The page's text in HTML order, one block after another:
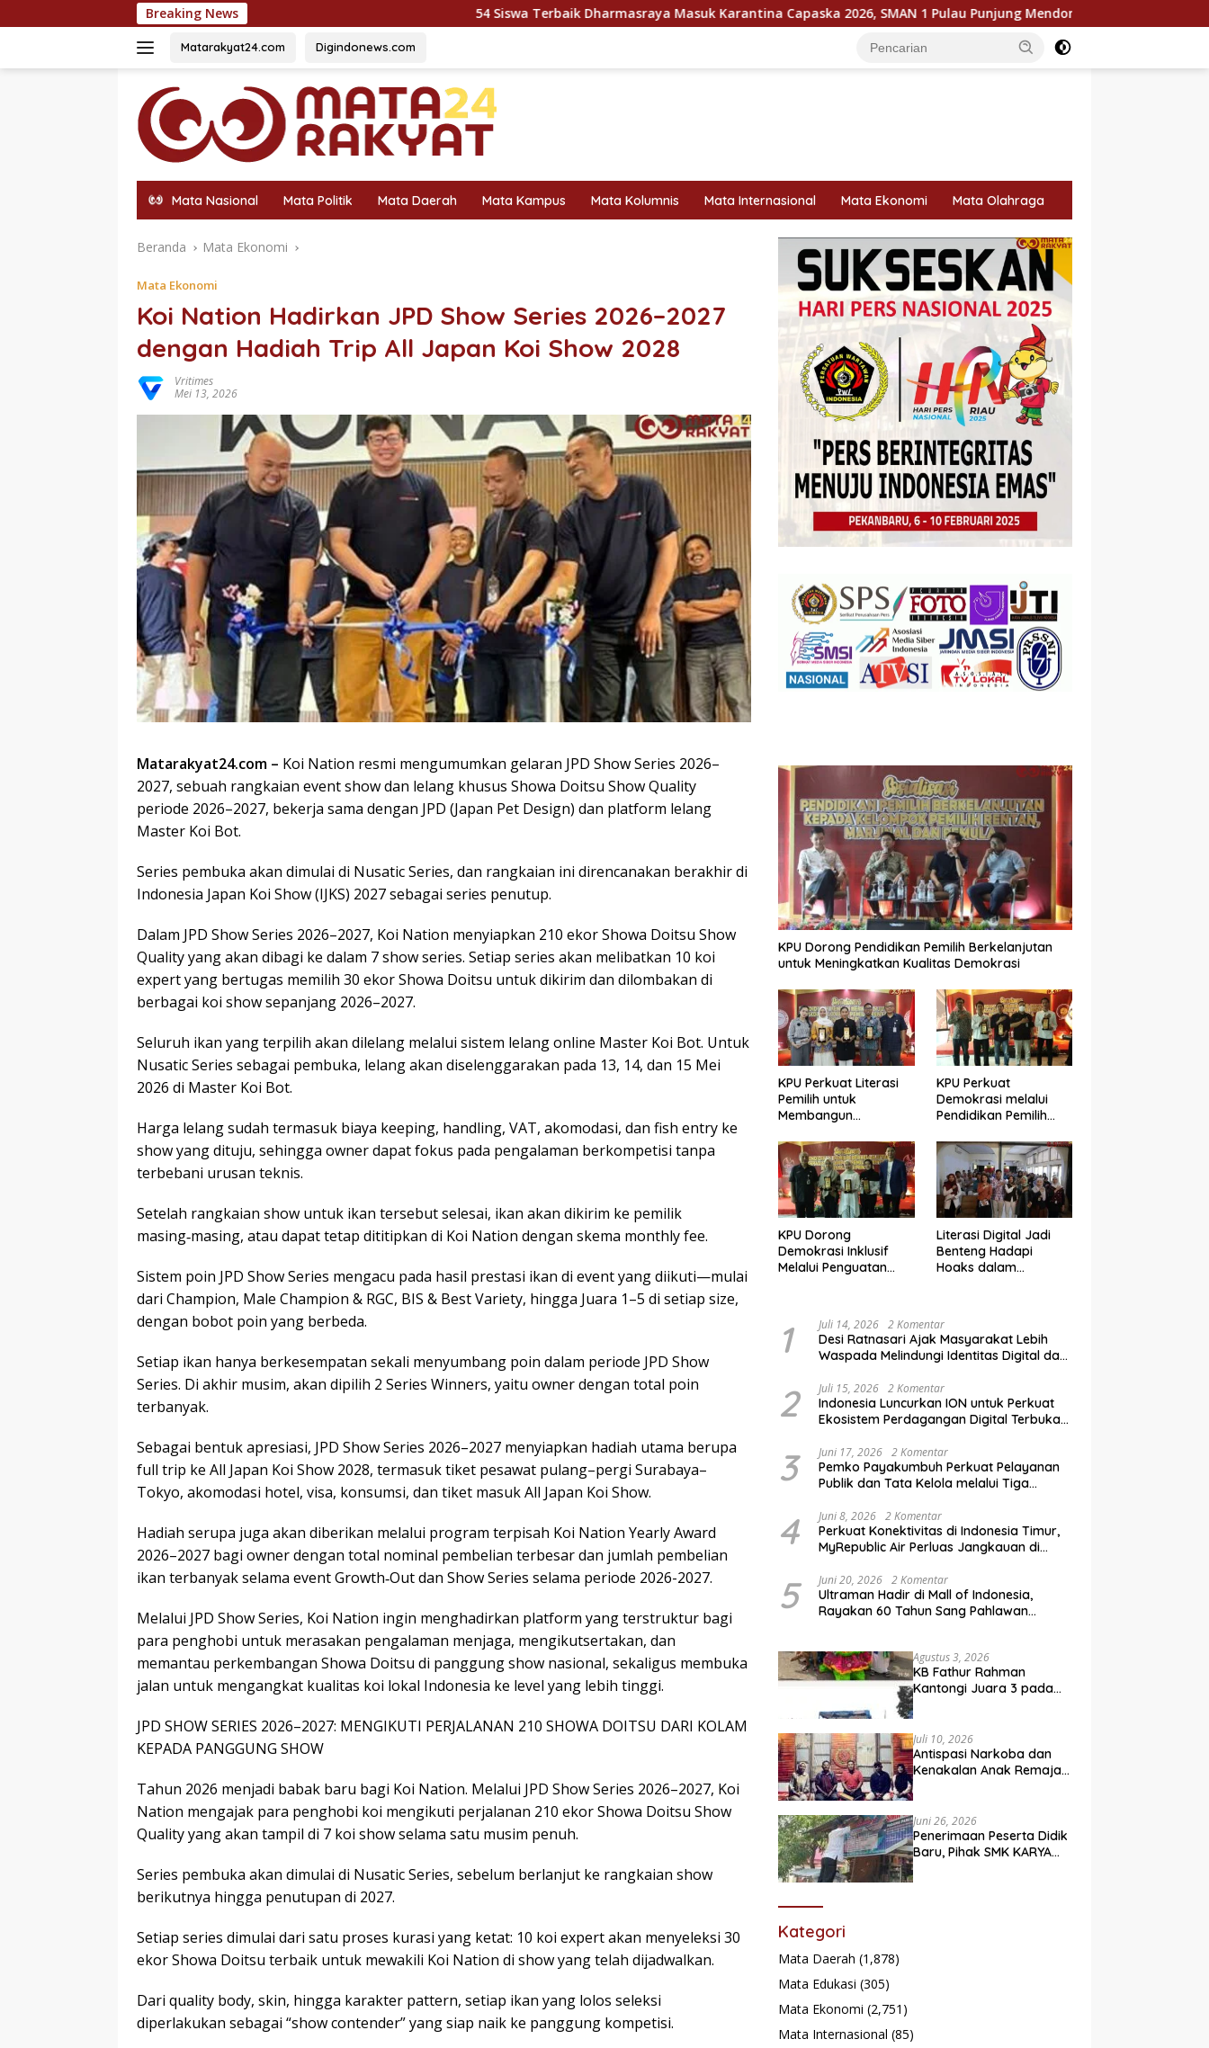
ke
Breaking News 54 Siswa Terbaik Dharmasraya Masuk Karantina Capaska 2026, SMAN 1 Pulau Punjung Mendominasi KPU Dorong Pemilih
Matarakyat24.com Digindonews.com
Mata Nasional Mata Politik Mata Daerah Mata Kampus Mata Kolumnis Mata Internasional Mata Ekonomi Mata Olahraga
Beranda Mata Ekonomi
Mata Ekonomi
Koi Nation Hadirkan JPD Show Series 2026–2027
dengan Hadiah Trip All Japan Koi Show 2028
Vritimes
Mei 13, 2026
Matarakyat24.com – Koi Nation resmi mengumumkan gelaran JPD Show Series 2026–
2027, sebuah rangkaian event show dan lelang khusus Showa Doitsu Show Quality
periode 2026–2027, bekerja sama dengan JPD (Japan Pet Design) dan platform lelang
Master Koi Bot.
Series pembuka akan dimulai di Nusatic Series, dan rangkaian ini direncanakan berakhir di
Indonesia Japan Koi Show (IJKS) 2027 sebagai series penutup.
Dalam JPD Show Series 2026–2027, Koi Nation menyiapkan 210 ekor Showa Doitsu Show
Quality yang akan dibagi ke dalam 7 show series. Setiap series akan melibatkan 10 koi
expert yang bertugas memilih 30 ekor Showa Doitsu untuk dikirim dan dilombakan di
berbagai koi show sepanjang 2026–2027.
Seluruh ikan yang terpilih akan dilelang melalui sistem lelang online Master Koi Bot. Untuk
Nusatic Series sebagai pembuka, lelang akan diselenggarakan pada 13, 14, dan 15 Mei
2026 di Master Koi Bot.
Harga lelang sudah termasuk biaya keeping, handling, VAT, akomodasi, dan fish entry ke
show yang dituju, sehingga owner dapat fokus pada pengalaman berkompetisi tanpa
terbebani urusan teknis.
Setelah rangkaian show untuk ikan tersebut selesai, ikan akan dikirim ke pemilik
masing‑masing, atau dapat tetap dititipkan di Koi Nation dengan skema monthly fee.
Sistem poin JPD Show Series mengacu pada hasil prestasi ikan di event yang diikuti—mulai
dari Champion, Male Champion & RGC, BIS & Best Variety, hingga Juara 1–5 di setiap size,
dengan bobot poin yang berbeda.
Setiap ikan hanya berkesempatan sekali menyumbang poin dalam periode JPD Show
Series. Di akhir musim, akan dipilih 2 Series Winners, yaitu owner dengan total poin
terbanyak.
Sebagai bentuk apresiasi, JPD Show Series 2026–2027 menyiapkan hadiah utama berupa
full trip ke All Japan Koi Show 2028, termasuk tiket pesawat pulang–pergi Surabaya–
Tokyo, akomodasi hotel, visa, konsumsi, dan tiket masuk All Japan Koi Show.
Hadiah serupa juga akan diberikan melalui program terpisah Koi Nation Yearly Award
2026–2027 bagi owner dengan total nominal pembelian terbesar dan jumlah pembelian
ikan terbanyak selama event Growth‑Out dan Show Series selama periode 2026-2027.
Melalui JPD Show Series, Koi Nation ingin menghadirkan platform yang terstruktur bagi
para penghobi untuk merasakan pengalaman menjaga, mengikutsertakan, dan
memantau perkembangan Showa Doitsu di panggung show nasional, sekaligus membuka
jalan untuk mengangkat kualitas koi lokal Indonesia ke level yang lebih tinggi.
JPD SHOW SERIES 2026–2027: MENGIKUTI PERJALANAN 210 SHOWA DOITSU DARI KOLAM
KEPADA PANGGUNG SHOW
Tahun 2026 menjadi babak baru bagi Koi Nation. Melalui JPD Show Series 2026–2027, Koi
Nation mengajak para penghobi koi mengikuti perjalanan 210 ekor Showa Doitsu Show
Quality yang akan tampil di 7 koi show selama satu musim penuh.
Series pembuka akan dimulai di Nusatic Series, sebelum berlanjut ke rangkaian show
berikutnya hingga penutupan di 2027.
Setiap series dimulai dari satu proses kurasi yang ketat: 10 koi expert akan menyeleksi 30
ekor Showa Doitsu terbaik untuk mewakili Koi Nation di show yang telah dijadwalkan.
Dari quality body, skin, hingga karakter pattern, setiap ikan yang lolos seleksi
diperlakukan sebagai “show contender” yang siap naik ke panggung kompetisi.
KPU Dorong Pendidikan Pemilih Berkelanjutan
untuk Meningkatkan Kualitas Demokrasi
KPU Perkuat Literasi
Pemilih untuk
Membangun
Berkualitas
KPU Perkuat
Demokrasi melalui
Pendidikan Pemilih
Kelompok Rentan,
Marjinal, dan Pemula
KPU Dorong
Demokrasi Inklusif
Melalui Penguatan
Literasi Digital Jadi
Benteng Hadapi
Hoaks dalam
1 Juli 14, 2026 2 Komentar
Desi Ratnasari Ajak Masyarakat Lebih
Waspada Melindungi Identitas Digital dan
2 Juli 15, 2026 2 Komentar
Indonesia Luncurkan ION untuk Perkuat
Ekosistem Perdagangan Digital Terbuka
3 Juni 17, 2026 2 Komentar
Pemko Payakumbuh Perkuat Pelayanan
Publik dan Tata Kelola melalui Tiga
4 Juni 8, 2026 2 Komentar
Perkuat Konektivitas di Indonesia Timur,
MyRepublic Air Perluas Jangkauan di
5 Juni 20, 2026 2 Komentar
Ultraman Hadir di Mall of Indonesia,
Rayakan 60 Tahun Sang Pahlawan
Agustus 3, 2026
KB Fathur Rahman
Kantongi Juara 3 pada
Juli 10, 2026
Antispasi Narkoba dan
Kenakalan Anak Remaja,
Surau
Juni 26, 2026
Penerimaan Peserta Didik
Baru, Pihak SMK KARYA
Kategori
Mata Daerah (1,878)
Mata Edukasi (305)
Mata Ekonomi (2,751)
Mata Internasional (85)